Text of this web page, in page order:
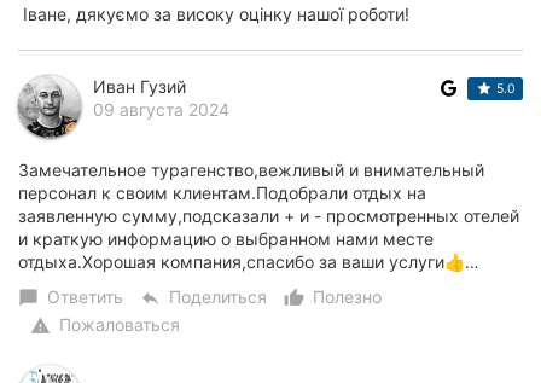
Іване, дякуємо за високу оцінку нашої роботи!
Иван Гузий
09 августа 2024
5.0
Замечательное турагенство,вежливый и внимательный
персонал к своим клиентам.Подобрали отдых на
заявленную сумму,подсказали + и - просмотренных отелей
и краткую информацию о выбранном нами месте
отдыха.Хорошая компания,спасибо за ваши услуги👍…
chat_bubble Ответить reply Поделиться thumb_up_alt
Полезно
warning Пожаловаться